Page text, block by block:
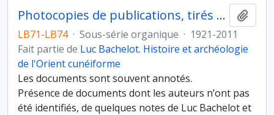
Photocopies de publications, tirés à part et mémoires universitaires
LB71-LB74 · Sous-série organique · 1921-2011
Fait partie de Luc Bachelot. Histoire et archéologie
de l'Orient cunéiforme
Les documents sont souvent annotés.
Présence de documents dont les auteurs n’ont pas
été identifiés, de quelques notes de Luc Bachelot et